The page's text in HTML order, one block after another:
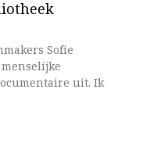
Sofie
uit. Ik